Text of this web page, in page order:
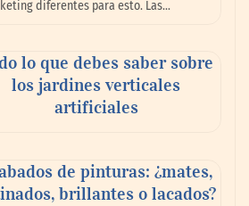
diferentes para esto. Las…
lo que debes saber sobre
los jardines verticales
artificiales
de pinturas: ¿mates,
brillantes o lacados?